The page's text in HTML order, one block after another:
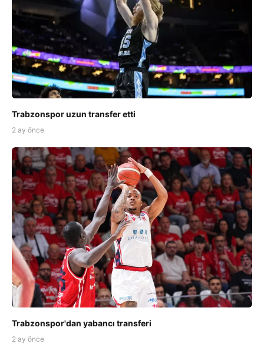
Trabzonspor uzun transfer etti
2 ay önce
Trabzonspor'dan yabancı transferi
2 ay önce